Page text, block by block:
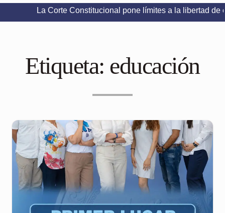
Constitucional pone límites a la libertad de expresión en
Etiqueta: educación